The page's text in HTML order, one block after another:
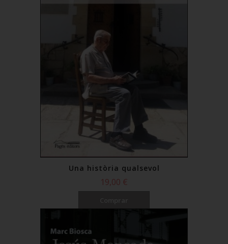
Una història qualsevol
19,00 €